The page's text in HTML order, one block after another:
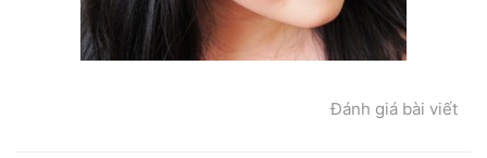
Đánh giá bài viết